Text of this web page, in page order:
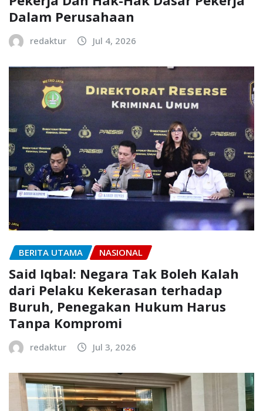
Dalam Perusahaan
redaktur Jul 4, 2026
BERITA UTAMA NASIONAL
Said Iqbal: Negara Tak Boleh Kalah
dari Pelaku Kekerasan terhadap
Buruh, Penegakan Hukum Harus
Tanpa Kompromi
redaktur Jul 3, 2026